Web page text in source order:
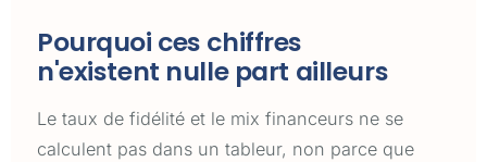
Pourquoi ces chiffres
n'existent nulle part ailleurs
Le taux de fidélité et le mix financeurs ne se
calculent pas dans un tableur, non parce que